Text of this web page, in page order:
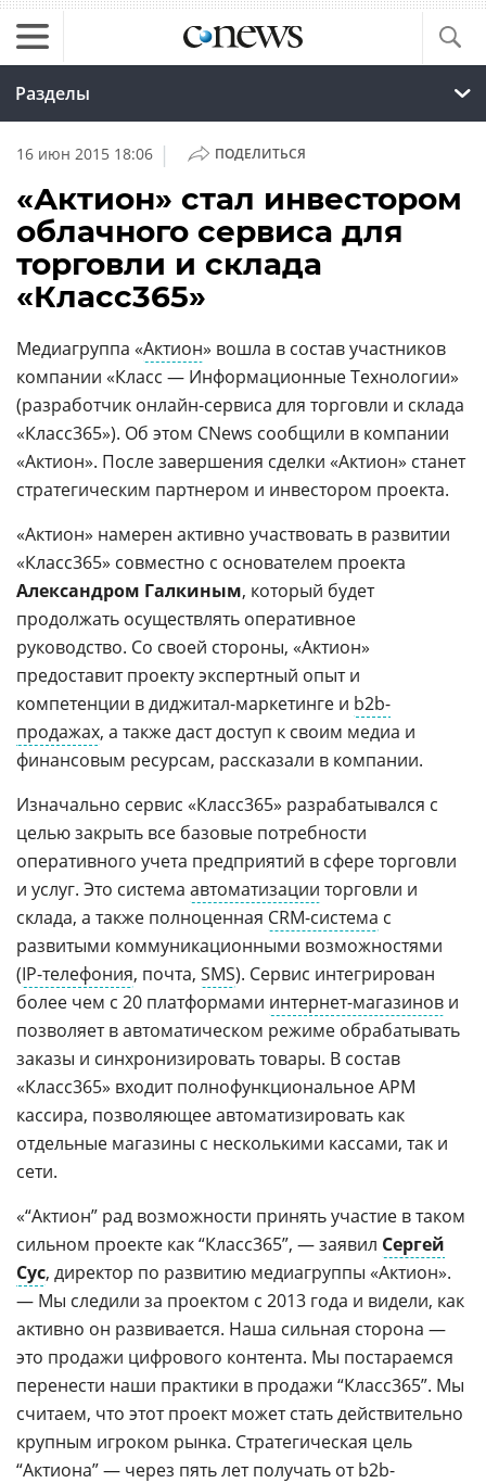
Разделы
16 июн 2015 18:06 | ПОДЕЛИТЬСЯ
«Актион» стал инвестором
облачного сервиса для
торговли и склада
«Класс365»
Медиагруппа «Актион» вошла в состав участников
компании «Класс — Информационные Технологии»
(разработчик онлайн-сервиса для торговли и склада
«Класс365»). Об этом CNews сообщили в компании
«Актион». После завершения сделки «Актион» станет
стратегическим партнером и инвестором проекта.
«Актион» намерен активно участвовать в развитии
«Класс365» совместно с основателем проекта
Александром Галкиным, который будет
продолжать осуществлять оперативное
руководство. Со своей стороны, «Актион»
предоставит проекту экспертный опыт и
компетенции в диджитал-маркетинге и b2b-
продажах, а также даст доступ к своим медиа и
финансовым ресурсам, рассказали в компании.
Изначально сервис «Класс365» разрабатывался с
целью закрыть все базовые потребности
оперативного учета предприятий в сфере торговли
и услуг. Это система автоматизации торговли и
склада, а также полноценная CRM-система с
развитыми коммуникационными возможностями
(IP-телефония, почта, SMS). Сервис интегрирован
более чем с 20 платформами интернет-магазинов и
позволяет в автоматическом режиме обрабатывать
заказы и синхронизировать товары. В состав
«Класс365» входит полнофункциональное АРМ
кассира, позволяющее автоматизировать как
отдельные магазины с несколькими кассами, так и
сети.
«“Актион” рад возможности принять участие в таком
сильном проекте как “Класс365”, — заявил Сергей
Сус, директор по развитию медиагруппы «Актион».
— Мы следили за проектом с 2013 года и видели, как
активно он развивается. Наша сильная сторона —
это продажи цифрового контента. Мы постараемся
перенести наши практики в продажи “Класс365”. Мы
считаем, что этот проект может стать действительно
крупным игроком рынка. Стратегическая цель
“Актиона” — через пять лет получать от b2b-